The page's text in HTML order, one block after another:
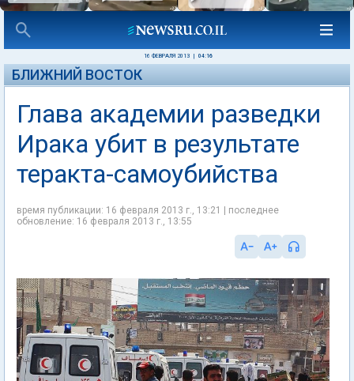
16 ФЕВРАЛЯ 2013 04:16
БЛИЖНИЙ ВОСТОК
Глава академии разведки
Ирака убит в результате
теракта-самоубийства
время публикации: 16 февраля 2013 г., 13:21 | последнее
обновление: 16 февраля 2013 г., 13:55